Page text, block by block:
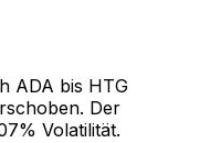
ADA bis HTG
Der
Volatilität.